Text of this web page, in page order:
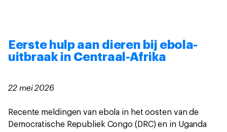
Eerste hulp aan dieren bij ebola-
uitbraak in Centraal-Afrika
22 mei 2026
Recente meldingen van ebola in het oosten van de
Democratische Republiek Congo (DRC) en in Uganda